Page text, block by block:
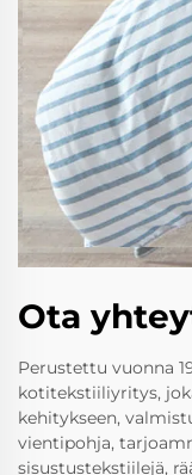
Ota
Perustettu vuonna
kotitekstiiliyritys,
kehitykseen,
vientipohja,
sisustustekstiilejä,